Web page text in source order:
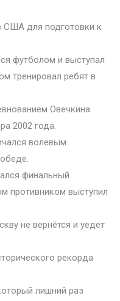
США для подготовки к
футболом и выступал
тренировал ребят в
Овечкина
2002 года.
волевым
финальный
противником выступил
не вернётся и уедет
рекорда
лишний раз